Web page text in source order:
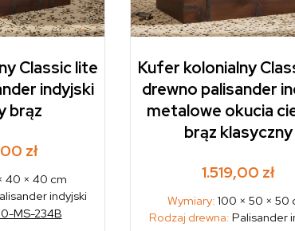
Classic lite
indyjski
brąz
zł
40 × 40 cm
indyjski
MS-234B
Kufer kolonialny
drewno palisander
metalowe okucia
brąz klasyczny
1.519,00 zł
Wymiary:100 × 50 × 50
Rodzaj drewna: Palisander